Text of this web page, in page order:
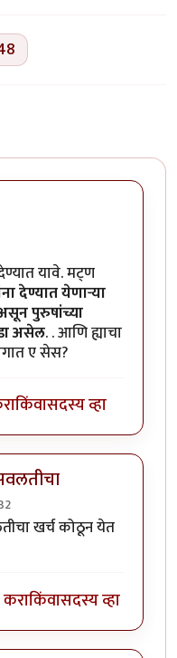
देण्यात यावे. मट्ण
देण्यात येणाऱ्या
पुरुषांच्या
असेल. . आणि ह्याचा
ए सेस?
किंवासदस्य व्हा
कुरसूंदीकर
खर्च कोठून येत
किंवासदस्य व्हा